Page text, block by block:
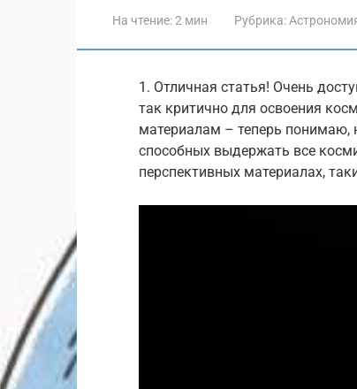
На чтение:2 мин Рубрика:
1. Отличная статья! Очень
так критично для освоения
материалам – теперь понимаю,
способных выдержать все
перспективных материалах,